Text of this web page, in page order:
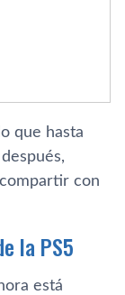
que hasta
con
la PS5
está